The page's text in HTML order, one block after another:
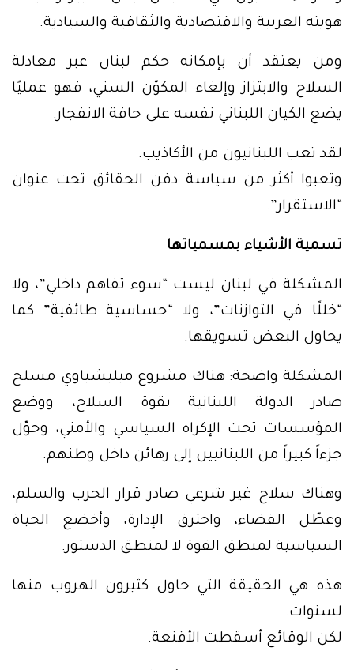
هويته العربية والاقتصادية والثقافية والسيادية.
ومن يعتقد أن بإمكانه حكم لبنان عبر معادلة
السلاح والابتزاز وإلغاء المكوّن السني، فهو عمليًا
يضع الكيان اللبناني نفسه على حافة الانفجار.
لقد تعب اللبنانيون من الأكاذيب.
وتعبوا أكثر من سياسة دفن الحقائق تحت عنوان
“الاستقرار”.
تسمية الأشياء بمسمياتها
المشكلة في لبنان ليست “سوء تفاهم داخلي”، ولا
“خللًا في التوازنات”، ولا “حساسية طائفية” كما
يحاول البعض تسويقها.
المشكلة واضحة: هناك مشروع ميليشياوي مسلح
صادر الدولة اللبنانية بقوة السلاح، ووضع
المؤسسات تحت الإكراه السياسي والأمني، وحوّل
جزءاً كبيراً من اللبنانيين إلى رهائن داخل وطنهم.
وهناك سلاح غير شرعي صادر قرار الحرب والسلم،
وعطّل القضاء، واخترق الإدارة، وأخضع الحياة
السياسية لمنطق القوة لا لمنطق الدستور.
هذه هي الحقيقة التي حاول كثيرون الهروب منها
لسنوات.
لكن الوقائع أسقطت الأقنعة.